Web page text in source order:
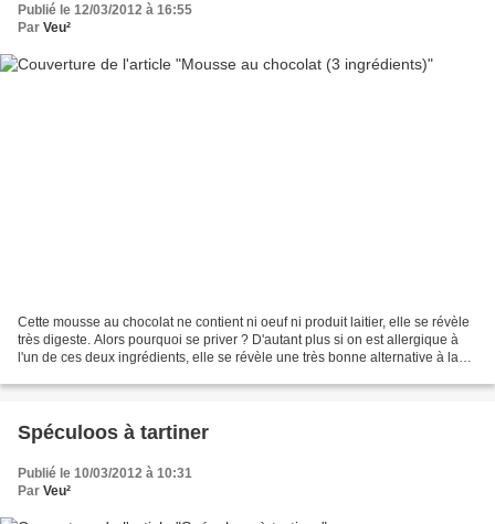
Publié le 12/03/2012 à 16:55
Par Veu²
Cette mousse au chocolat ne contient ni oeuf ni produit laitier, elle se révèle
très digeste. Alors pourquoi se priver ? D'autant plus si on est allergique à
l'un de ces deux ingrédients, elle se révèle une très bonne alternative à la
Spéculoos à tartiner
Publié le 10/03/2012 à 10:31
Par Veu²